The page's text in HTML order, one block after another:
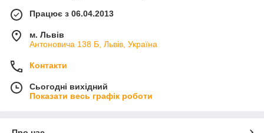
Працює з 06.04.2013
м. Львів
Антоновича 138 Б, Львів, Україна
Контакти
Сьогодні вихідний
Показати весь графік роботи